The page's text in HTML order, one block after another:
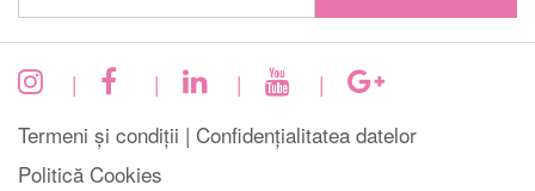
| | |
|
Termeni și condiții | Confidențialitatea datelor
Politică Cookies